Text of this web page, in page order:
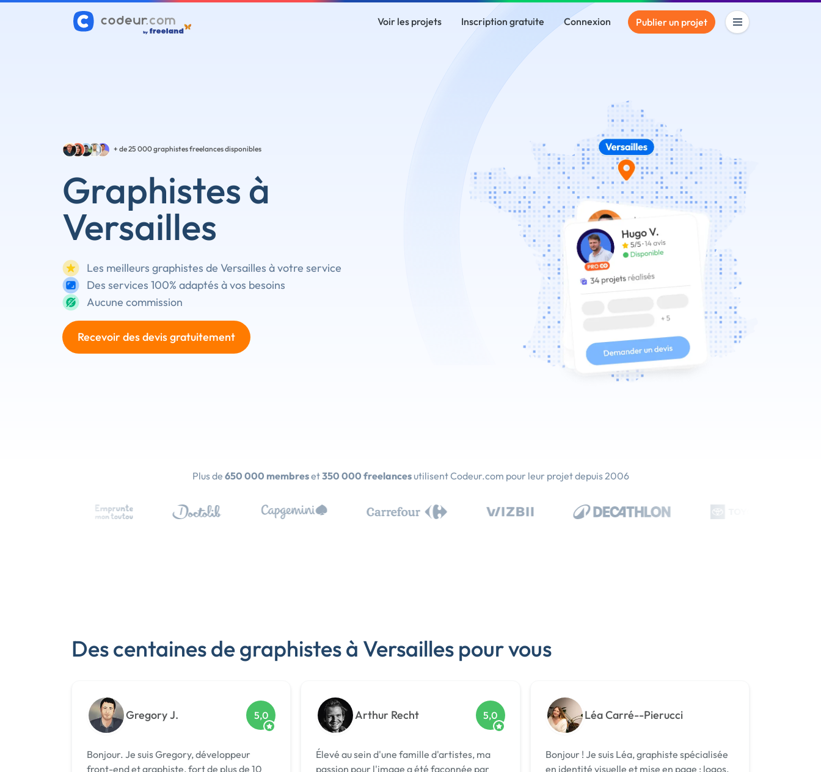
Voir les projets Inscription gratuite Connexion Publier un projet
+ de 25 000graphistes freelances disponibles
Graphistes à
Versailles
Les meilleurs graphistes de Versailles à votre service
Des services 100% adaptés à vos besoins
Aucune commission
Recevoir des devis gratuitement
Plus de 650 000 membreset350 000 freelancesutilisent Codeur.com pour leur projet depuis 2006
Des centaines de graphistes à Versailles pour vous
Gregory J. 5,0
Bonjour. Je suis Gregory, développeur
front-end et graphiste, fort de plus de 10
Arthur Recht 5,0
Élevé au sein d'une famille d'artistes, ma
passion pour l'image a été façonnée par
Léa Carré--Pierucci
Bonjour ! Je suis Léa, graphiste spécialisée
en identité visuelle et mise en page : logos,